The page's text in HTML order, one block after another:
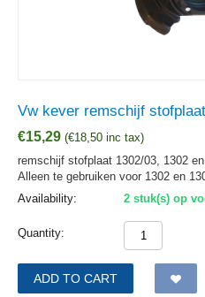
Vw kever remschijf
€15,29 (€18,50 inc tax)
remschijf stofplaat 1302/03, 1302
Alleen te gebruiken voor 1302 en
Availability:
2 stuk(s) op
Quantity:
ADD TO CART